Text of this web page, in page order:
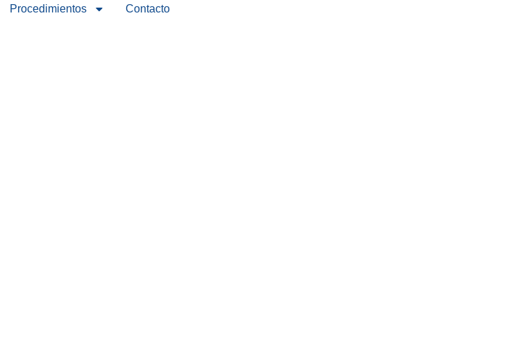
Procedimientos Contacto